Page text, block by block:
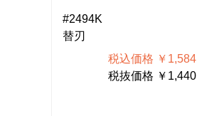
#2494K
替刃
税込価格 ￥1,584
税抜価格 ￥1,440